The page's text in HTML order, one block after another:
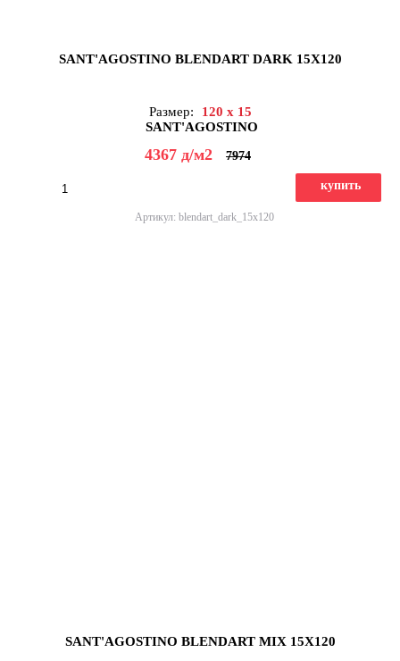
SANT'AGOSTINO BLENDART DARK 15X120
Размер:
120 x 15
SANT'AGOSTINO
4367 д/м2 7974
купить
Артикул: blendart_dark_15x120
SANT'AGOSTINO BLENDART MIX 15X120